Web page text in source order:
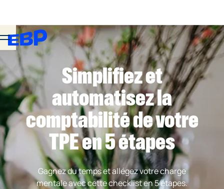
Simplifiez et
automatisez la
comptabilité de votre
TPE en 5 étapes
Gagnez du temps et allégez votre charge
mentale avec cette checklist en 5 étapes.